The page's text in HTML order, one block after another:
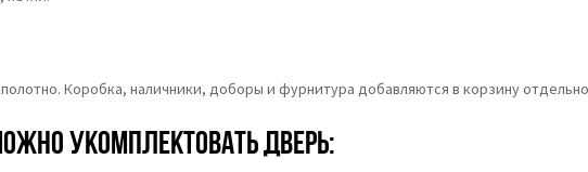
Коробка, наличники, доборы и фурнитура добавляются в корзину
укомплектовать дверь: